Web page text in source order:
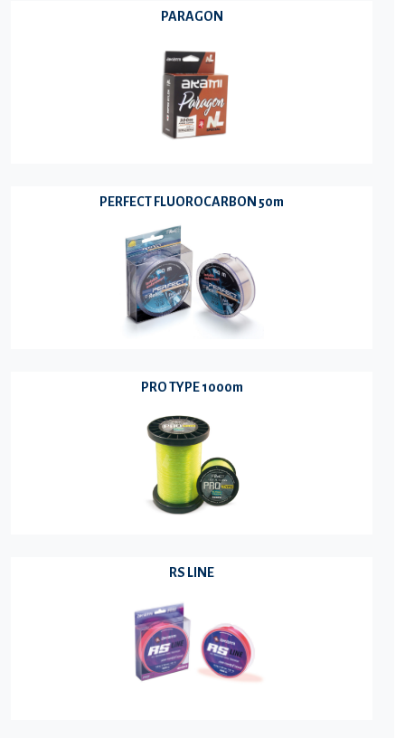
PARAGON
PERFECT FLUOROCARBON 50m
PRO TYPE 1000m
RS LINE